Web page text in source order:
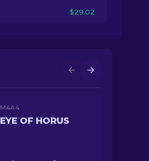
$29.02
M4A4
EYE OF HORUS